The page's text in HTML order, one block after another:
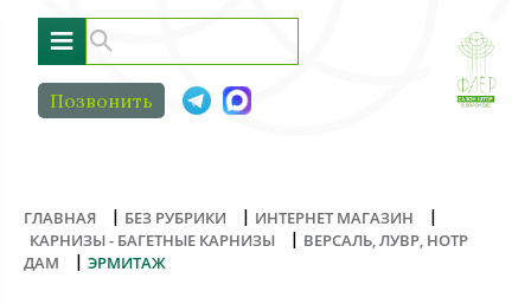
≡
Позвонить
ГЛАВНАЯ | БЕЗ РУБРИКИ | ИНТЕРНЕТ МАГАЗИН |
КАРНИЗЫ - БАГЕТНЫЕ КАРНИЗЫ | ВЕРСАЛЬ, ЛУВР, НОТР
ДАМ
| ЭРМИТАЖ